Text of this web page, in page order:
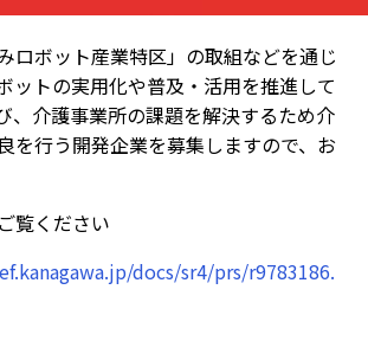
ロボット産業特区」の取組などを通じ
ットの実用化や普及・活用を推進して
、介護事業所の課題を解決するため介
を行う開発企業を募集しますので、お
覧ください
docs/sr4/prs/r9783186.